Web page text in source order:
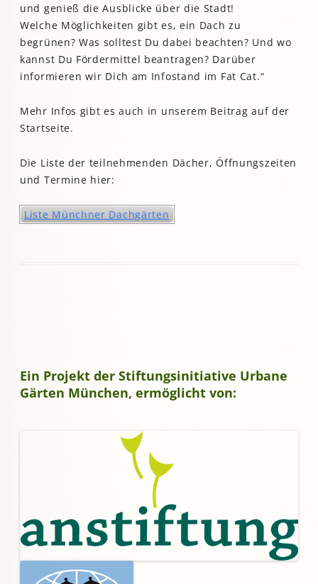
und genieß die Ausblicke über die Stadt!
Welche Möglichkeiten gibt es, ein Dach zu
begrünen? Was solltest Du dabei beachten? Und wo
kannst Du Fördermittel beantragen? Darüber
informieren wir Dich am Infostand im Fat Cat.“
Mehr Infos gibt es auch in unserem Beitrag auf der
Startseite.
Die Liste der teilnehmenden Dächer, Öffnungszeiten
und Termine hier:
Liste Münchner Dachgärten
Ein Projekt der Stiftungsinitiative Urbane
Gärten München, ermöglicht von: